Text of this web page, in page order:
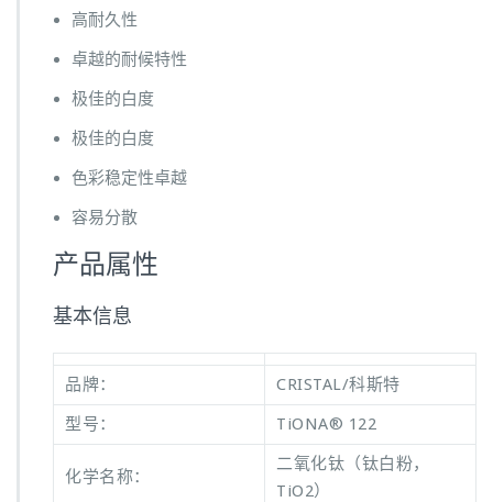
高耐久性
卓越的耐候特性
极佳的白度
极佳的白度
色彩稳定性卓越
容易分散
产品属性
基本信息
品牌：
CRISTAL/科斯特
型号：
TiONA® 122
化学名称：
二氧化钛（钛白粉，
TiO2）